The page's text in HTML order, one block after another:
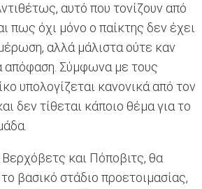
αυτό που τονίζουν από
πως όχι μόνο ο παίκτης δεν έχει
αλλά μάλιστα ούτε καν
απόφαση. Σύμφωνα με τους
υπολογίζεται κανονικά από τον
δεν τίθεται κάποιο θέμα για το
και Πόποβιτς, θα
βασικό στάδιο προετοιμασίας,